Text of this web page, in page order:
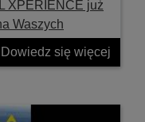
XPERIENCE już
Waszych
Dowiedz się więcej